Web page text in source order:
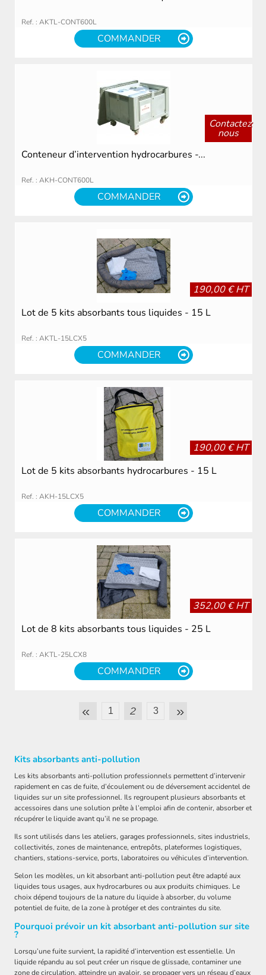
Ref. : AKTL-CONT600L
COMMANDER
Contactez
nous
Conteneur d’intervention hydrocarbures -...
Ref. : AKH-CONT600L
COMMANDER
190,00 € HT
Lot de 5 kits absorbants tous liquides - 15 L
Ref. : AKTL-15LCX5
COMMANDER
190,00 € HT
Lot de 5 kits absorbants hydrocarbures - 15 L
Ref. : AKH-15LCX5
COMMANDER
352,00 € HT
Lot de 8 kits absorbants tous liquides - 25 L
Ref. : AKTL-25LCX8
COMMANDER
« 1 2 3 »
Kits absorbants anti-pollution
Les kits absorbants anti-pollution professionnels permettent d’intervenir
rapidement en cas de fuite, d’écoulement ou de déversement accidentel de
liquides sur un site professionnel. Ils regroupent plusieurs absorbants et
accessoires dans une solution prête à l’emploi afin de contenir, absorber et
récupérer le liquide avant qu’il ne se propage.
Ils sont utilisés dans les ateliers, garages professionnels, sites industriels,
collectivités, zones de maintenance, entrepôts, plateformes logistiques,
chantiers, stations-service, ports, laboratoires ou véhicules d’intervention.
Selon les modèles, un kit absorbant anti-pollution peut être adapté aux
liquides tous usages, aux hydrocarbures ou aux produits chimiques. Le
choix dépend toujours de la nature du liquide à absorber, du volume
potentiel de fuite, de la zone à protéger et des contraintes du site.
Pourquoi prévoir un kit absorbant anti-pollution sur site
?
Lorsqu’une fuite survient, la rapidité d’intervention est essentielle. Un
liquide répandu au sol peut créer un risque de glissade, contaminer une
zone de circulation, atteindre un avaloir, se propager vers un réseau d’eaux